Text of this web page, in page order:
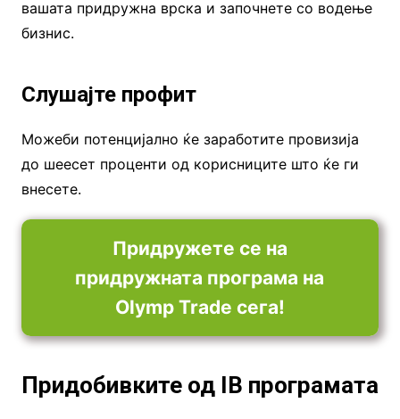
вашата придружна врска и започнете со водење
бизнис.
Слушајте профит
Можеби потенцијално ќе заработите провизија
до шеесет проценти од корисниците што ќе ги
внесете.
Придружете се на
придружната програма на
Olymp Trade сега!
Придобивките од IB програмата